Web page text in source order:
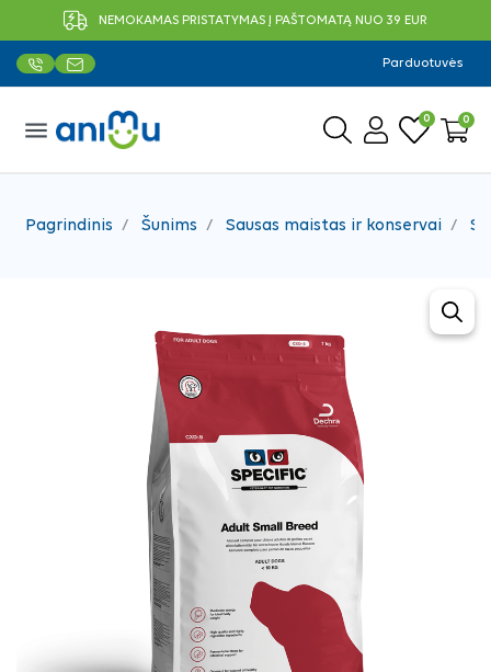
NEMOKAMAS PRISTATYMAS Į PAŠTOMATĄ NUO 39 EUR
Parduotuvės
menu 0 0
Pagrindinis Šunims Sausas maistas ir konservai